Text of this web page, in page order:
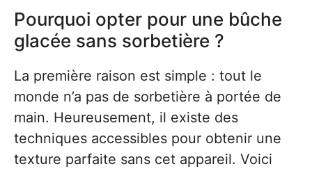
Pourquoi opter pour une bûche
glacée sans sorbetière ?
La première raison est simple : tout le
monde n’a pas de sorbetière à portée de
main. Heureusement, il existe des
techniques accessibles pour obtenir une
texture parfaite sans cet appareil. Voici